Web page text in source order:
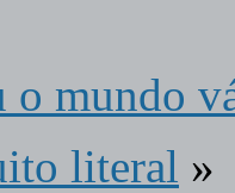
o mundo
literal »